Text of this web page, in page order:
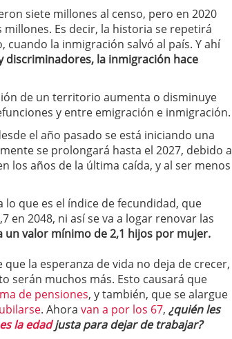
siete millones al censo, pero en 2020
Es decir, la historia se repetirá
cuando la inmigración salvó al país. Y ahí
discriminadores, la inmigración hace
de un territorio aumenta o disminuye
y entre emigración e inmigración.
el año pasado se está iniciando una
se prolongará hasta el 2027, debido a
los años de la última caída, y al ser menos
que es el índice de fecundidad, que
en 2048, ni así se va a logar renovar las
un valor mínimo de 2,1 hijos por mujer.
la esperanza de vida no deja de crecer,
serán muchos más. Esto causará que
de pensiones, y también, que se alargue
. Ahora van a por los 67, ¿quién les
la edadjusta para dejar de trabajar?